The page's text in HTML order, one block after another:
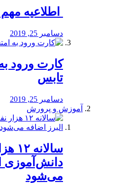
اطلاعیه
دسامبر 25, 2019
کارت ورود
تابس
دسامبر 25, 2019
آموزش و پرورش
دانش‌آموزی
می‌شود